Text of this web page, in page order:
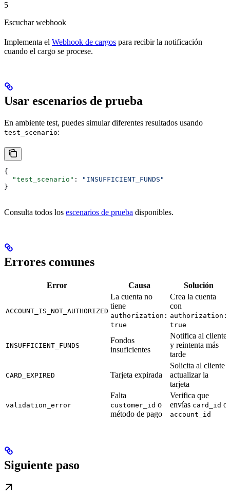
5
Escuchar webhook
Implementa el Webhook de cargos para recibir la notificación
cuando el cargo se procese.
Usar escenarios de prueba
En ambiente test, puedes simular diferentes resultados usando
test_scenario:
{
  "test_scenario"
:
"INSUFFICIENT_FUNDS"
}
Consulta todos los escenarios de prueba disponibles.
Errores comunes
Error Causa Solución
ACCOUNT_IS_NOT_AUTHORIZED
La cuenta no
tiene
authorization:
true
Crea la cuenta
con
authorization:
true
INSUFFICIENT_FUNDS
Fondos
insuficientes
Notifica al cliente
y reintenta más
tarde
CARD_EXPIRED Tarjeta expirada
Solicita al cliente
actualizar la
tarjeta
validation_error
Falta
customer_id o
método de pago
Verifica que
envías card_id o
account_id
Siguiente paso